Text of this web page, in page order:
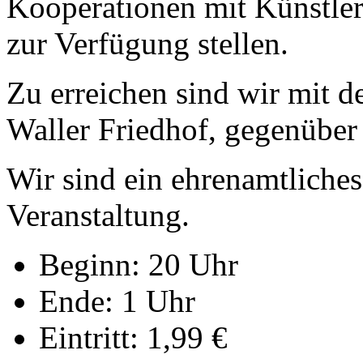
Kooperationen mit
zur Verfügung stellen.
Zu erreichen sind wir mit
Waller Friedhof,
Wir sind ein
Veranstaltung.
Beginn: 20 Uhr
Ende: 1 Uhr
Eintritt: 1,99 €